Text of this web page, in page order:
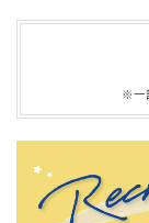
※一